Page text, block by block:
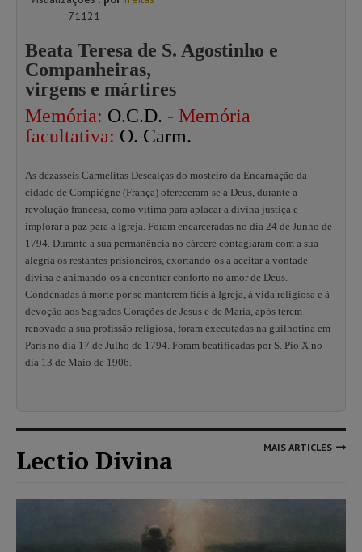
71121
Beata Teresa de S. Agostinho e
Companheiras,
virgens e mártires
Memória: O.C.D. - Memória
facultativa: O. Carm.
As dezasseis Carmelitas Descalças do mosteiro da Encarnação da
cidade de Compiègne (França) ofereceram-se a Deus, durante a
revolução francesa, como vítima para aplacar a divina justiça e
implorar a paz para a Igreja. Foram encarceradas no dia 24 de Junho de
1794. Durante a sua permanência no cárcere contagiaram com a sua
alegria os restantes prisioneiros, exortando-os a aceitar a vontade
divina e animando-os a encontrar conforto no amor de Deus.
Condenadas à morte por se manterem fiéis à Igreja, à vida religiosa e à
devoção aos Sagrados Corações de Jesus e de Maria, após terem
renovado a sua profissão religiosa, foram executadas na guilhotina em
Paris no dia 17 de Julho de 1794. Foram beatificadas por S. Pio X no
dia 13 de Maio de 1906.
Lectio Divina MAIS ARTICLES